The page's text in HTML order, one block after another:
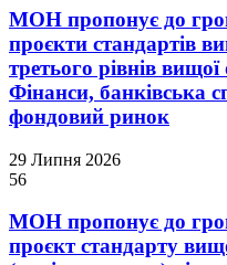
МОН пропонує до
проєкти стандартів
третього рівнів вищої
Фінанси, банківська
фондовий ринок
29 Липня 2026
56
МОН пропонує до
проєкт стандарту